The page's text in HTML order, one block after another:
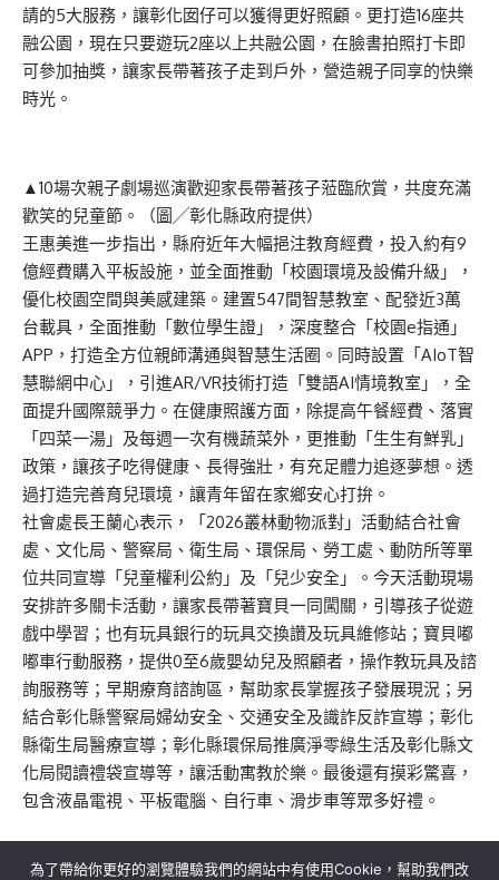
請的5大服務，讓彰化囡仔可以獲得更好照顧。更打造16座共
融公園，現在只要遊玩2座以上共融公園，在臉書拍照打卡即
可參加抽獎，讓家長帶著孩子走到戶外，營造親子同享的快樂
時光。
▲10場次親子劇場巡演歡迎家長帶著孩子蒞臨欣賞，共度充滿
歡笑的兒童節。（圖╱彰化縣政府提供）
王惠美進一步指出，縣府近年大幅挹注教育經費，投入約有9
億經費購入平板設施，並全面推動「校園環境及設備升級」，
優化校園空間與美感建築。建置547間智慧教室、配發近3萬
台載具，全面推動「數位學生證」，深度整合「校園e指通」
APP，打造全方位親師溝通與智慧生活圈。同時設置「AIoT智
慧聯網中心」，引進AR/VR技術打造「雙語AI情境教室」，全
面提升國際競爭力。在健康照護方面，除提高午餐經費、落實
「四菜一湯」及每週一次有機蔬菜外，更推動「生生有鮮乳」
政策，讓孩子吃得健康、長得強壯，有充足體力追逐夢想。透
過打造完善育兒環境，讓青年留在家鄉安心打拚。
社會處長王蘭心表示，「2026叢林動物派對」活動結合社會
處、文化局、警察局、衛生局、環保局、勞工處、動防所等單
位共同宣導「兒童權利公約」及「兒少安全」。今天活動現場
安排許多關卡活動，讓家長帶著寶貝一同闖關，引導孩子從遊
戲中學習；也有玩具銀行的玩具交換讚及玩具維修站；寶貝嘟
嘟車行動服務，提供0至6歲嬰幼兒及照顧者，操作教玩具及諮
詢服務等；早期療育諮詢區，幫助家長掌握孩子發展現況；另
結合彰化縣警察局婦幼安全、交通安全及識詐反詐宣導；彰化
縣衛生局醫療宣導；彰化縣環保局推廣淨零綠生活及彰化縣文
化局閱讀禮袋宣導等，讓活動寓教於樂。最後還有摸彩驚喜，
包含液晶電視、平板電腦、自行車、滑步車等眾多好禮。
為了帶給你更好的瀏覽體驗我們的網站中有使用Cookie，幫助我們改